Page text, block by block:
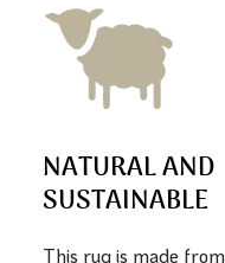
NATURAL AND
SUSTAINABLE
This rug is made